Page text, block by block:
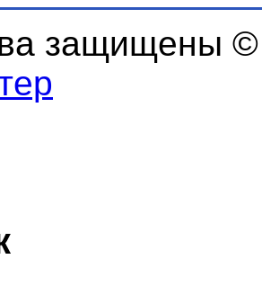
защищены